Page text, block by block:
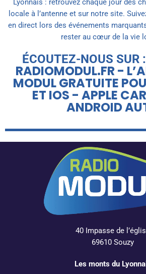
Lyonnais : retrouvez chaque jour des
locale à l’antenne et sur notre site.
en direct lors des événements
rester au cœur de la vie
ÉCOUTEZ-NOUS SUR :
RADIOMODUL.FR -
MODUL GRATUITE
ET IOS - APPLE
ANDROID
40 Impasse de
69610 Souzy
Les monts du